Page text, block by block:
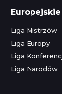
Liga Mistrzów
Liga Europy
Liga
Liga Narodów